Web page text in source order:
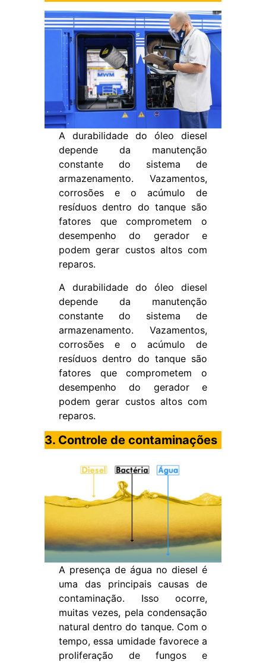
A durabilidade do óleo diesel
depende da manutenção
constante do sistema de
armazenamento. Vazamentos,
corrosões e o acúmulo de
resíduos dentro do tanque são
fatores que comprometem o
desempenho do gerador e
podem gerar custos altos com
reparos.
A durabilidade do óleo diesel
depende da manutenção
constante do sistema de
armazenamento. Vazamentos,
corrosões e o acúmulo de
resíduos dentro do tanque são
fatores que comprometem o
desempenho do gerador e
podem gerar custos altos com
reparos.
3. Controle de contaminações
A presença de água no diesel é
uma das principais causas de
contaminação. Isso ocorre,
muitas vezes, pela condensação
natural dentro do tanque. Com o
tempo, essa umidade favorece a
proliferação de fungos e